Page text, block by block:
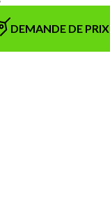
DEMANDE DE PRIX